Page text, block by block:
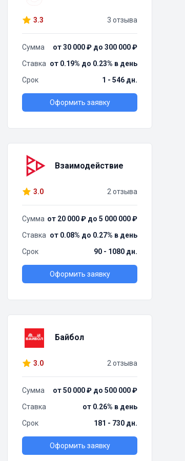
3.3 3 отзыва
Сумма
от 30 000 ₽ до 300 000 ₽
Ставка от 0.19% до 0.23% в день
Срок
1 - 546 дн.
Оформить заявку
Взаимодействие
3.0 2 отзыва
Сумма от 20 000 ₽ до 5 000 000 ₽
Ставка от 0.08% до 0.27% в день
Срок
90 - 1080 дн.
Оформить заявку
Байбол
3.0 2 отзыва
Сумма
от 50 000 ₽ до 500 000 ₽
Ставка
от 0.26% в день
Срок
181 - 730 дн.
Оформить заявку